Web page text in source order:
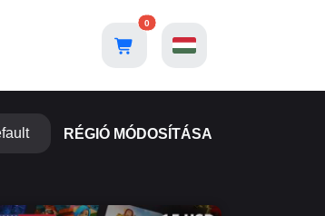
0
RÉGIÓ MÓDOSÍTÁSA